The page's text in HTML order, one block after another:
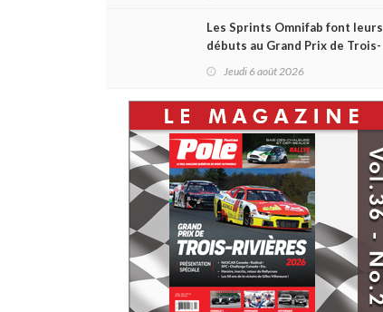
Les Sprints Omnifab font leurs
débuts au Grand Prix de Trois-
Rivières avec un format inspiré
Jeudi 6 août 2026